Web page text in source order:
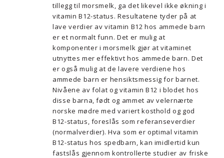
tillegg til morsmelk, ga det likevel ikke økning i
vitamin B12-status. Resultatene tyder på at
lave verdier av vitamin B12 hos ammede barn
er et normalt funn. Det er mulig at
komponenter i morsmelk gjør at vitaminet
utnyttes mer effektivt hos ammede barn. Det
er også mulig at de lavere verdiene hos
ammede barn er hensiktsmessig for barnet.
Nivåene av folat og vitamin B12 i blodet hos
disse barna, født og ammet av velernærte
norske mødre med variert kosthold og god
B12-status, foreslås som referanseverdier
(normalverdier). Hva som er optimal vitamin
B12-status hos spedbarn, kan imidlertid kun
fastslås gjennom kontrollerte studier av friske